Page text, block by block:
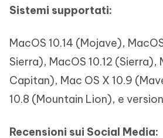
Sistemi supportati:
MacOS 10.14 (Mojave),
Sierra), MacOS 10.12 (Sierra),
Capitan), Mac OS X 10.9
10.8 (Mountain Lion), e
Recensioni sui Social Media: